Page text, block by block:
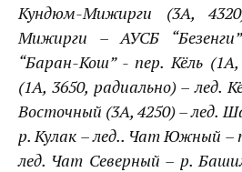
Кундюм-Мижирги (3А,
Мижирги – АУСБ
“Баран-Кош” - пер. Кёль
(1А, 3650, радиально) – лед.
Восточный (3А, 4250) – лед.
р. Кулак – лед.. Чат Южный –
лед. Чат Северный – р.